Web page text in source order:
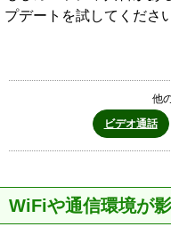
プデートを試してくださ
他
ビデオ通話
WiFiや通信環境が